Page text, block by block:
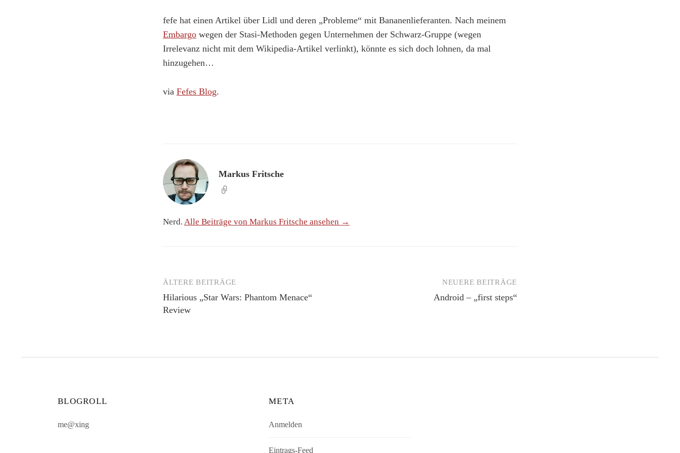
fefe hat einen Artikel über Lidl und deren „Probleme“ mit Bananenlieferanten. Nach meinem
Embargo wegen der Stasi-Methoden gegen Unternehmen der Schwarz-Gruppe (wegen
Irrelevanz nicht mit dem Wikipedia-Artikel verlinkt), könnte es sich doch lohnen, da mal
hinzugehen…
via Fefes Blog.
Markus Fritsche
Nerd. Alle Beiträge von Markus Fritsche ansehen →
Beitragsnavigation
ÄLTERE BEITRÄGE
Hilarious „Star Wars: Phantom Menace“
Review
NEUERE BEITRÄGE
Android – „first steps“
BLOGROLL
me@xing
META
Anmelden
Eintrags-Feed